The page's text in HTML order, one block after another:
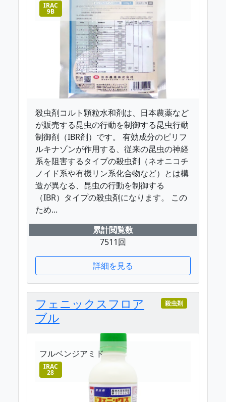
IRAC
9B
殺虫剤コルト顆粒水和剤は、日本農薬など
が販売する昆虫の行動を制御する昆虫行動
制御剤（IBR剤）です。 有効成分のピリフ
ルキナゾンが作用する、従来の昆虫の神経
系を阻害するタイプの殺虫剤（ネオニコチ
ノイド系や有機リン系化合物など）とは構
造が異なる、昆虫の行動を制御する
（IBR）タイプの殺虫剤になります。 この
ため...
累計閲覧数
7511回
詳細を見る
フェニックスフロア
ブル
殺虫剤
フルベンジアミド
IRAC
28